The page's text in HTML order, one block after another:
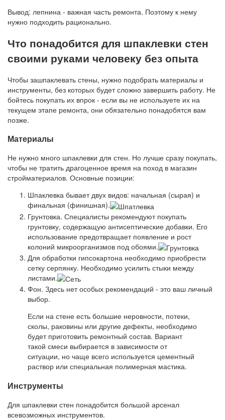
Вывод: лепнина - важная часть ремонта. Поэтому к нему
нужно подходить рационально.
Что понадобится для шпаклевки стен
своими руками человеку без опыта
Чтобы зашпаклевать стены, нужно подобрать материалы и
инструменты, без которых будет сложно завершить работу. Не
бойтесь покупать их впрок - если вы не используете их на
текущем этапе ремонта, они обязательно понадобятся вам
позже.
Материалы
Не нужно много шпаклевки для стен. Но лучше сразу покупать,
чтобы не тратить драгоценное время на поход в магазин
стройматериалов. Основные позиции:
Шпаклевка бывает двух видов: начальная (сырая) и
финальная (финишная).
Грунтовка. Специалисты рекомендуют покупать
грунтовку, содержащую антисептические добавки. Его
использование предотвращает появление и рост
колоний микроорганизмов под обоями.
Для обработки гипсокартона необходимо приобрести
сетку серпянку. Необходимо усилить стыки между
листами.
Фон. Здесь нет особых рекомендаций - это ваш личный
выбор.
Если на стене есть большие неровности, потеки,
сколы, раковины или другие дефекты, необходимо
будет приготовить ремонтный состав. Вариант
такой смеси выбирается в зависимости от
ситуации, но чаще всего используется цементный
раствор или специальная полимерная мастика.
Инструменты
Для шпаклевки стен понадобится большой арсенал
всевозможных инструментов.